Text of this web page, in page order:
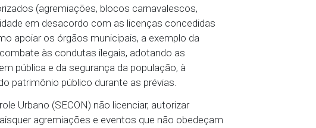
ou qualquer outro tipo de atividade potencialmente
com a lavratura do respectivo auto de infração e apreensão
ilegal, conforme disposições previstas na lei municipal
nº 30.324/17.
PE), Comando Geral da Polícia Militar de Pernambuco e
intensificar o combate à poluição sonora e a perturbação
na ZEPH-05, notadamente no que se refere às